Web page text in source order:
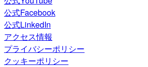
公式Facebook
公式LinkedIn
アクセス情報
プライバシーポリシー
クッキーポリシー